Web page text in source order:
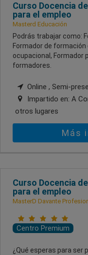
Curso Docencia
para el empleo
Masterd Educación
Podrás trabajar como:
Formador de
ocupacional, Formador
formadores.
Online , Semi-
Impartido en: A
otros lugares
Más
Curso Docencia
para el empleo
MasterD Davante
Centro Premium
¿Qué esperas para ser